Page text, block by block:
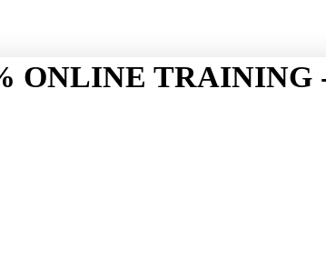
ONLINE TRAINING